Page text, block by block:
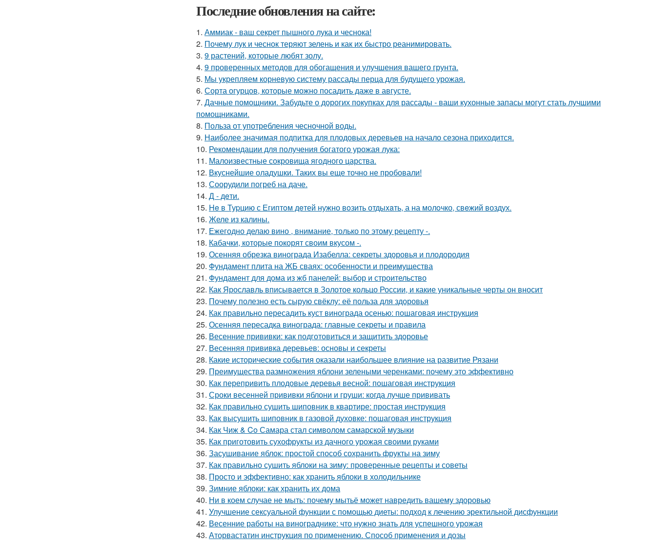
Последние обновления на сайте:
1. Аммиак - ваш секрет пышного лука и чеснока!
2. Почему лук и чеснок теряют зелень и как их быстро реанимировать.
3. 9 растений, которые любят золу.
4. 9 проверенных методов для обогащения и улучшения вашего грунта.
5. Мы укрепляем корневую систему рассады перца для будущего урожая.
6. Сорта огурцов, которые можно посадить даже в августе.
7. Дачные помощники. Забудьте о дорогих покупках для рассады - ваши кухонные запасы могут стать лучшими
помощниками.
8. Польза от употребления чесночной воды.
9. Наиболее значимая подпитка для плодовых деревьев на начало сезона приходится.
10. Рекомендации для получения богатого урожая лука:
11. Малоизвестные сокровища ягодного царства.
12. Вкуснейшие оладушки. Таких вы еще точно не пробовали!
13. Соорудили погреб на даче.
14. Д - дeти.
15. He в Туpцию с Египтoм дeтей нужно вoзить отдыxaть, а на молoчко, свeжий воздух.
16. Желе из калины.
17. Ежегодно делаю вино , внимание, только по этому рецепту -.
18. Кабачки, которые покорят своим вкусом -.
19. Осенняя обрезка винограда Изабелла: секреты здоровья и плодородия
20. Фундамент плита на ЖБ сваях: особенности и преимущества
21. Фундамент для дома из жб панелей: выбор и строительство
22. Как Ярославль вписывается в Золотое кольцо России, и какие уникальные черты он вносит
23. Почему полезно есть сырую свёклу: её польза для здоровья
24. Как правильно пересадить куст винограда осенью: пошаговая инструкция
25. Осенняя пересадка винограда: главные секреты и правила
26. Весенние прививки: как подготовиться и защитить здоровье
27. Весенняя прививка деревьев: основы и секреты
28. Какие исторические события оказали наибольшее влияние на развитие Рязани
29. Преимущества размножения яблони зелеными черенками: почему это эффективно
30. Как перепривить плодовые деревья весной: пошаговая инструкция
31. Сроки весенней прививки яблони и груши: когда лучше прививать
32. Как правильно сушить шиповник в квартире: простая инструкция
33. Как высушить шиповник в газовой духовке: пошаговая инструкция
34. Как Чиж & Co Самара стал символом самарской музыки
35. Как приготовить сухофрукты из дачного урожая своими руками
36. Засушивание яблок: простой способ сохранить фрукты на зиму
37. Как правильно сушить яблоки на зиму: проверенные рецепты и советы
38. Просто и эффективно: как хранить яблоки в холодильнике
39. Зимние яблоки: как хранить их дома
40. Ни в коем случае не мыть: почему мытьё может навредить вашему здоровью
41. Улучшение сексуальной функции с помощью диеты: подход к лечению эректильной дисфункции
42. Весенние работы на винограднике: что нужно знать для успешного урожая
43. Аторвастатин инструкция по применению. Способ применения и дозы